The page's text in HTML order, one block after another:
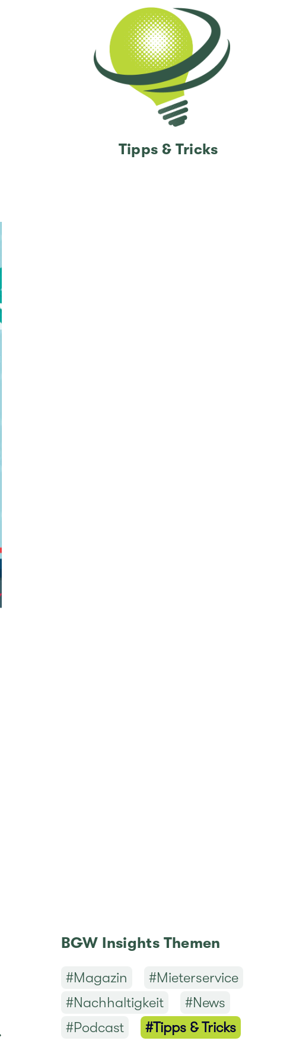
Tipps & Tricks
BGW Insights Themen
#Maga­zin
#Mie­ter­ser­vice
#Nach­hal­tig­keit
#News
#Pod­cast
#Tipps & Tricks